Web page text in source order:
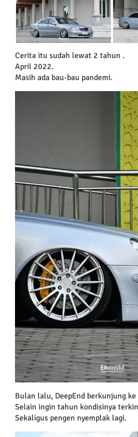
Cerita itu sudah lewat 2 tahun .
April 2022.
Masih ada bau-bau pandemi.
Bulan lalu, DeepEnd berkunjung ke
Selain ingin tahun kondisinya
Sekaligus pengen nyemplak lagi.